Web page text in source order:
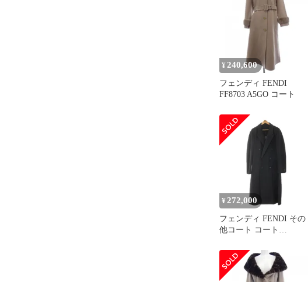
¥ 240,600
フェンディ FENDI
FF8703 A5GO コート
¥ 272,000
フェンディ FENDI その
他コート コート
ーンライト ウール コー
ト レディース 新品